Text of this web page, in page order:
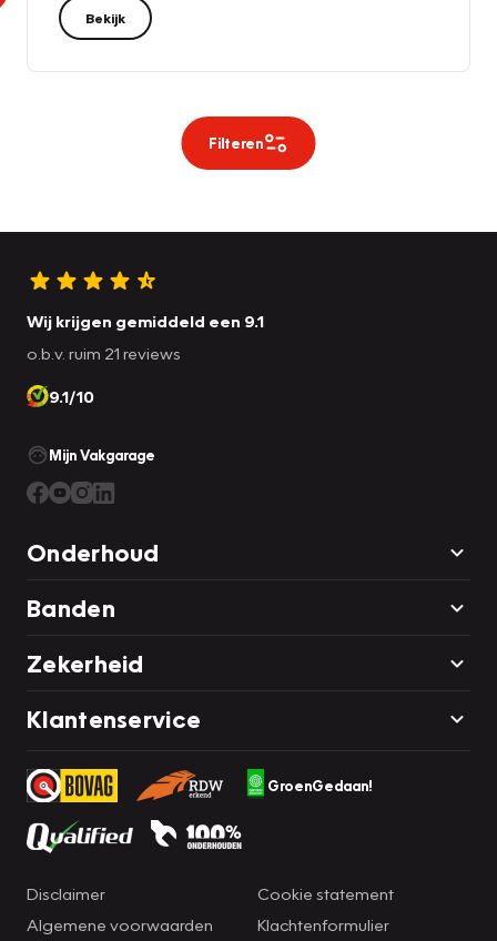
Bekijk
Filteren
Wij krijgen gemiddeld een 9.1
o.b.v. ruim 21 reviews
9.1/10
Mijn Vakgarage
Onderhoud
Banden
Zekerheid
Klantenservice
GroenGedaan!
Disclaimer
Algemene voorwaarden
Cookie statement
Klachtenformulier